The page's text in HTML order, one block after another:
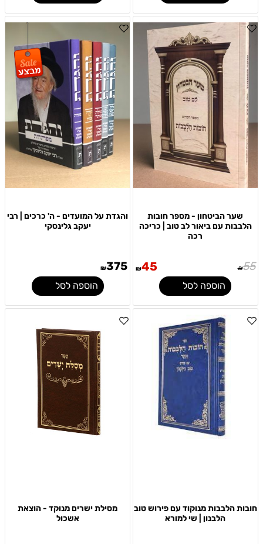
שער הביטחון - מספר חובות
הלבבות עם ביאור לב טוב | כריכה
רכה
₪55
₪45
הוספה לסל
והגדת על המועדים - ה' כרכים | רבי
יעקב גלינסקי
₪375
הוספה לסל
חובות הלבבות מנוקוד עם פירוש טוב
הלבנון | שי למורא
מסילת ישרים מנוקד - הוצאת
אשכול